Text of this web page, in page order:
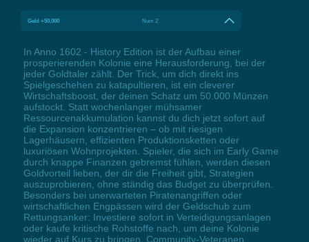
Geld +50,000 Num 2
In Anno 1602 - History Edition ist der Aufbau einer
prosperierenden Kolonie eine Herausforderung, bei der
jeder Goldtaler zählt. Der Trick, um dich direkt ins
Spielgeschehen zu katapultieren, ist ein cleverer
Wirtschaftsboost, der deinen Schatz um 50.000 Münzen
aufstockt. Statt wochenlanger mühsamer
Ressourcenakkumulation kannst du dich jetzt sofort auf
die Expansion konzentrieren – ob mit riesigen
Lagerhäusern, effizienten Produktionsketten oder
luxuriösen Wohnprojekten. Spieler, die sich im Early Game
durch knappe Finanzen gebremst fühlen, werden diesen
Goldvorteil lieben, der dir die Freiheit gibt, Strategien
auszuprobieren, ohne ständig das Budget zu überprüfen.
Besonders bei unerwarteten Piratenangriffen oder
wirtschaftlichen Engpässen wird der Geldschub zum
Rettungsanker: Investiere sofort in Verteidigungsanlagen
oder kaufe kritische Rohstoffe nach, um deine Kolonie
wieder auf Kurs zu bringen. Community-Veteranen